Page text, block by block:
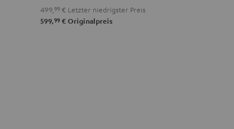
499, 99 € Letzter niedrigster Preis
599,99 € Originalpreis